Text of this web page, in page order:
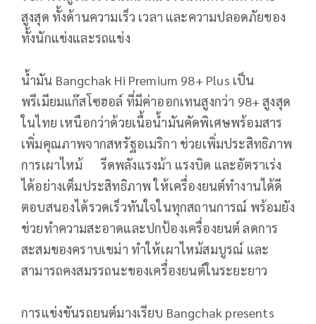
สูงสุด ทั้งด้านความเร็ว เวลา และความปลอดภัยของ
ทั้งนักแข่งและรถแข่ง
น้ำมัน Bangchak Hi Premium 98+ Plus เป็น
พรีเมียมแก๊สโซฮอล์ ที่มีค่าออกเทนสูงกว่า 98+ สูงสุด
ในไทย เหนือกว่าด้วยเนื้อน้ำมันคัดพิเศษพร้อมสาร
เพิ่มคุณภาพจากสหรัฐอเมริกา ช่วยเพิ่มประสิทธิภาพ
การเผาไหม้ รีดพลังแรงม้า แรงบิด และอัตราเร่ง
ได้อย่างเต็มประสิทธิภาพ ให้เครื่องยนต์ทำงานได้ดี
ตอบสนองได้รวดเร็วทันใจในทุกสถานการณ์ พร้อมยัง
ช่วยทำความสะอาดและปกป้องเครื่องยนต์ ลดการ
สะสมของคราบเขม่า ทำให้เผาไหม้สมบูรณ์ และ
สามารถคงสมรรถนะของเครื่องยนต์ในระยะยาว
การแข่งขันรถยนต์มางเรียบ Bangchak presents